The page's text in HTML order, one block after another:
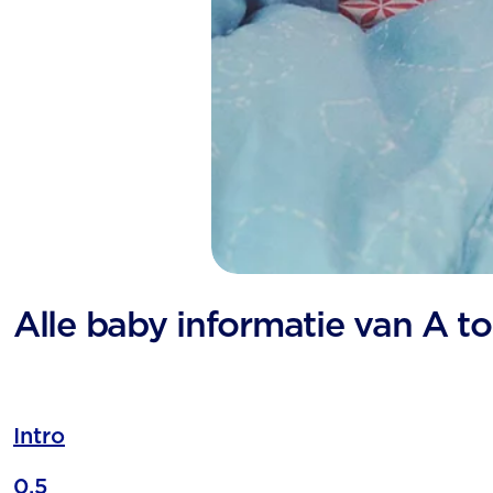
Alle baby informatie van A
Intro
0,5